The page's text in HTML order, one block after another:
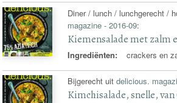
Diner / lunch / lunchgerecht /
magazine - 2016-09:
Kiemensalade met zalm
Ingrediënten: crackers en
Bijgerecht uitdelicious.
Kimchisalade, snelle,